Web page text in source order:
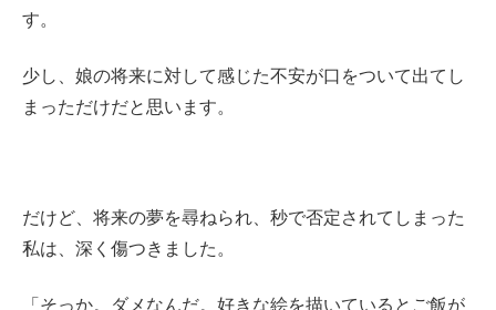
す。
少し、娘の将来に対して感じた不安が口をついて出てし
まっただけだと思います。
だけど、将来の夢を尋ねられ、秒で否定されてしまった
私は、深く傷つきました。
「そっか。ダメなんだ。好きな絵を描いているとご飯が